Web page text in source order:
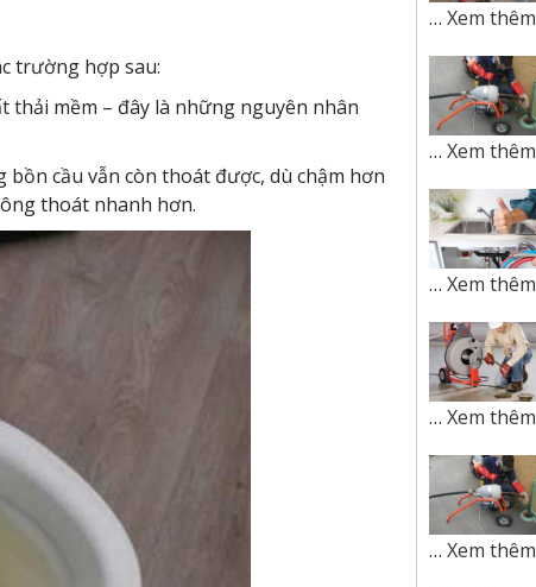
trường hợp sau:
thải mềm – đây là những nguyên nhân
bồn cầu vẫn còn thoát được, dù chậm hơn
thoát nhanh hơn.
…Xem thêm
…Xem thêm
…Xem thêm
…Xem thêm
…Xem thêm